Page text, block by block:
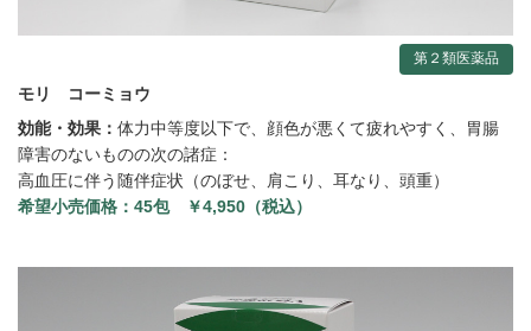
第２類医薬品
モリ コーミョウ
効能・効果： 体力中等度以下で、顔色が悪くて疲れやすく、胃腸
障害のないものの次の諸症：
高血圧に伴う随伴症状（のぼせ、肩こり、耳なり、頭重）
希望小売価格： 45包 ￥4,950（税込）